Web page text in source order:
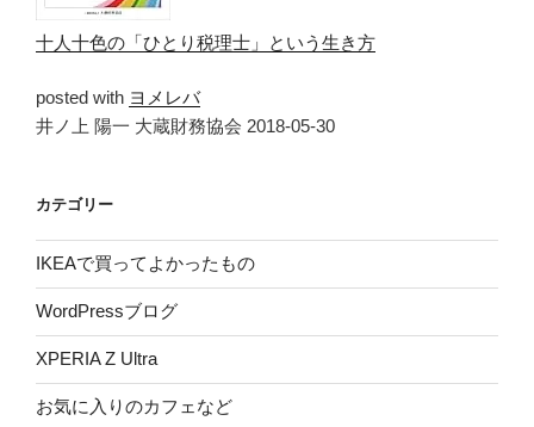
十人十色の「ひとり税理士」という生き方
posted with ヨメレバ
井ノ上 陽一 大蔵財務協会 2018-05-30
カテゴリー
IKEAで買ってよかったもの
WordPressブログ
XPERIA Z Ultra
お気に入りのカフェなど